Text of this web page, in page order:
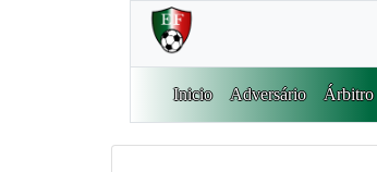
Inicio Adversário Árbitro